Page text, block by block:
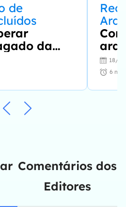
de
da
os
18/
6
Comentários dos
Editores